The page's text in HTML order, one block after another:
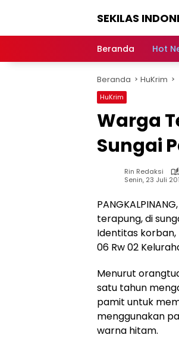
SEKILAS
Terkini,
Latest
World,
Headlines,
News
Beranda Hot
Beranda HuKrim
HuKrim
Warga
Sungai
Rin Redaksi
Senin, 23 Juli
terapung, di
Identitas korban,
06 Rw 02
Menurut
satu tahun
pamit untuk
menggunakan
warna hitam.